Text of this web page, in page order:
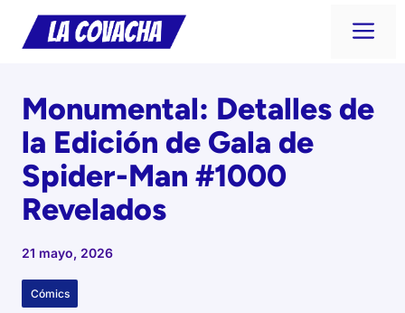
Saltar
Monumental: Detalles de
la Edición de Gala de
Spider-Man #1000
Revelados
21 mayo, 2026
Cómics